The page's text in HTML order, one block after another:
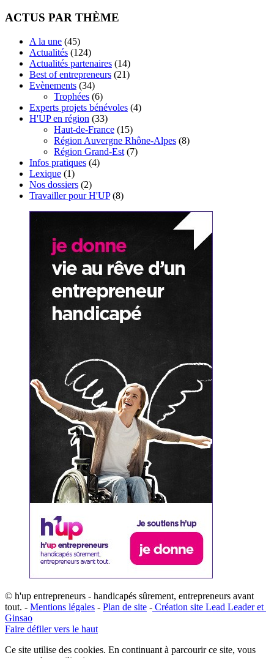
ACTUS PAR THÈME
A la une (45)
Actualités (124)
Actualités partenaires (14)
Best of entrepreneurs (21)
Evènements (34)
Trophées (6)
Experts projets bénévoles (4)
H'UP en région (33)
Haut-de-France (15)
Région Auvergne Rhône-Alpes (8)
Région Grand-Est (7)
Infos pratiques (4)
Lexique (1)
Nos dossiers (2)
Travailler pour H'UP(8)
© h'up entrepreneurs - handicapés sûrement, entrepreneurs avant
tout. - Mentions légales - Plan de site - ​Création site ​​Lead Leader​ et ​
G​insao
Faire défiler vers le haut
Ce site utilise des cookies. En continuant à parcourir ce site, vous